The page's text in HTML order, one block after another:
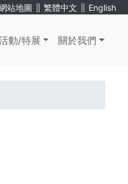
站地圖 ∥ 繁體中文 ∥ English
動/特展 關於我們